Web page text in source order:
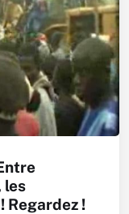
les
!